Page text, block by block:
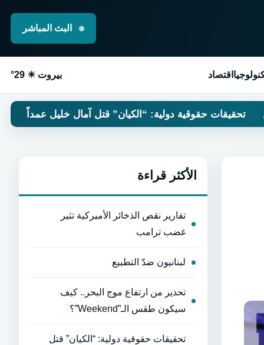
البث المباشر
اقتصاد بيروت ☀ 29°
حقوقية دولية: “الكيان” قتل آمال خليل عمداً
الأكثر قراءة
تقارير نقص الذخائر الأميركية تثير
غضب ترامب
لبنانيون ضدّ التطبيع
تحذير من ارتفاع موج البحر.. كيف
سيكون طقس الـ”Weekend”؟
تحقيقات حقوقية دولية: “الكيان” قتل